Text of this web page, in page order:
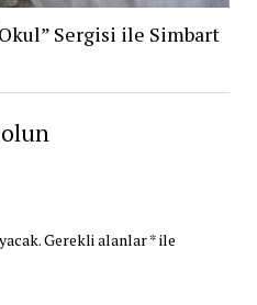
Sergisi ile Simbart
Gerekli alanlar*ile